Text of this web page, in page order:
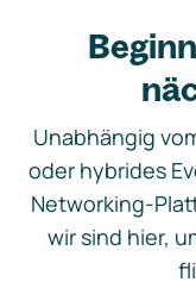
Unabhängig
oder hybrides
Networking-
wir sind hier,